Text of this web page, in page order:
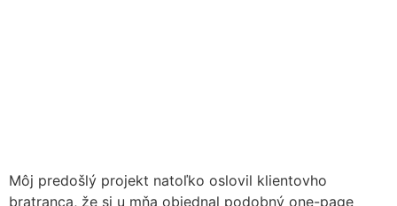
Môj predošlý projekt natoľko oslovil klientovho
bratranca, že si u mňa objednal podobný one-page